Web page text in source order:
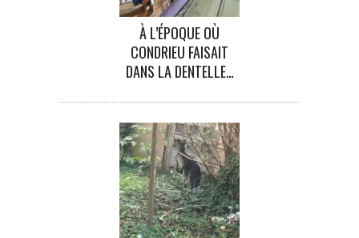
À L’ÉPOQUE OÙ
CONDRIEU FAISAIT
DANS LA DENTELLE…